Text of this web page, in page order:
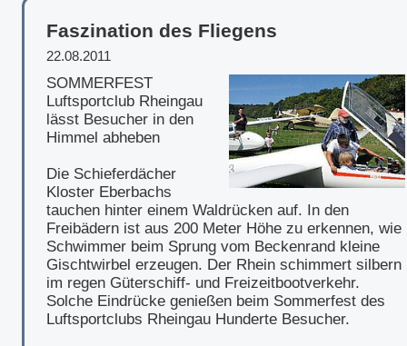
Faszination des Fliegens
22.08.2011
SOMMERFEST
Luftsportclub Rheingau
lässt Besucher in den
Himmel abheben
Die Schieferdächer
Kloster Eberbachs
tauchen hinter einem Waldrücken auf. In den
Freibädern ist aus 200 Meter Höhe zu erkennen, wie
Schwimmer beim Sprung vom Beckenrand kleine
Gischtwirbel erzeugen. Der Rhein schimmert silbern
im regen Güterschiff- und Freizeitbootverkehr.
Solche Eindrücke genießen beim Sommerfest des
Luftsportclubs Rheingau Hunderte Besucher.